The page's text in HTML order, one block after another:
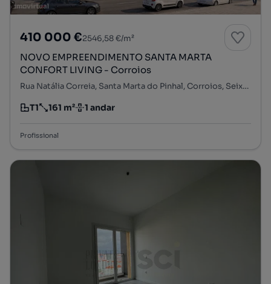
410 000 €2546,58 €/m²
NOVO EMPREENDIMENTO SANTA MARTA
CONFORT LIVING - Corroios
Rua Natália Correia, Santa Marta do Pinhal, Corroios, Seixal, Setúbal
Tipologia
T1
Preço por metro quadrado
161 m²
Andar 1 andar
Profissional